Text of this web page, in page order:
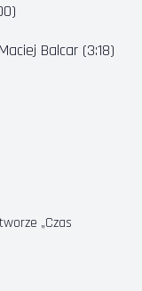
Balcar (3:18)
„Czas